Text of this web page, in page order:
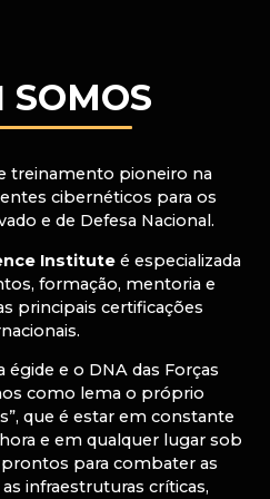
SOMOS
treinamento pioneiro na
cibernéticos para os
e de Defesa Nacional.
Institute é especializada
formação, mentoria e
principais certificações
e o DNA das Forças
como lema o próprio
que é estar em constante
e em qualquer lugar sob
para combater as
infraestruturas críticas,